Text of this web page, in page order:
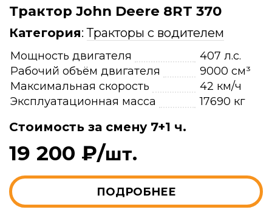
Трактор John Deere 8RT 370
Категория:Тракторы с водителем
Мощность двигателя
407 л.с.
Рабочий объём двигателя
9000 см³
Максимальная скорость
42 км/ч
Эксплуатационная масса
17690 кг
Стоимость за смену 7+1 ч.
19 200 ₽/шт.
ПОДРОБНЕЕ